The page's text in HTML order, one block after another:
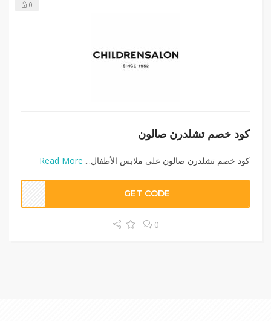
0
كود خصم تشلدرن صالون
كود خصم تشلدرن صالون على ملابس الأطفال... Read More
GET CODE
0